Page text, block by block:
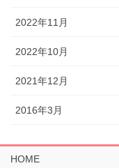
2022年11月
2022年10月
2021年12月
2016年3月
HOME